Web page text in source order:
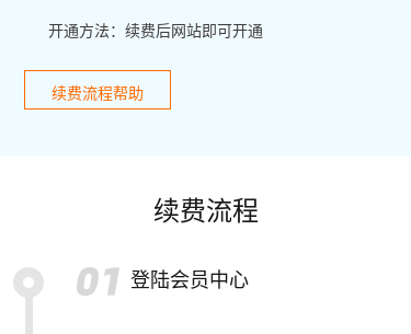
开通方法：续费后网站即可开通
续费流程帮助
续费流程
登陆会员中心